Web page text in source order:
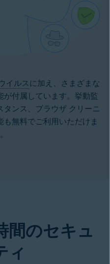
イルスに加え、さまざまな
が付属しています。挙動監
ンス、 ブラウザ クリーニ
無料でご利用いただけま
間のセキュ
ィ